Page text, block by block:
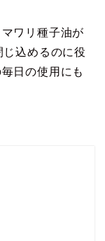
ワリ種子油が
込めるのに役
日の使用にも